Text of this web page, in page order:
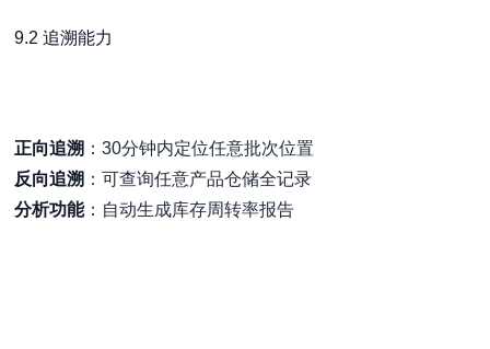
9.2 追溯能力
正向追溯 ：30分钟内定位任意批次位置
反向追溯 ：可查询任意产品仓储全记录
分析功能：自动生成库存周转率报告